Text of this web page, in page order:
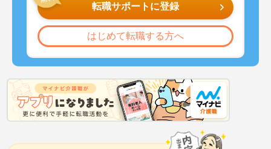
転職サポートに登録
はじめて転職する方へ